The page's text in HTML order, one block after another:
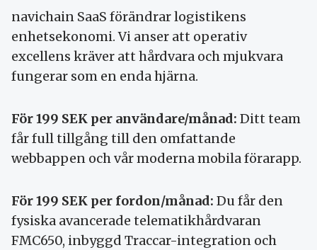
navichain SaaS förändrar logistikens
enhetsekonomi. Vi anser att operativ
excellens kräver att hårdvara och mjukvara
fungerar som en enda hjärna.
För 199 SEK per användare/månad: Ditt team
får full tillgång till den omfattande
webbappen och vår moderna mobila förarapp.
För 199 SEK per fordon/månad: Du får den
fysiska avancerade telematikhårdvaran
FMC650, inbyggd Traccar-integration och